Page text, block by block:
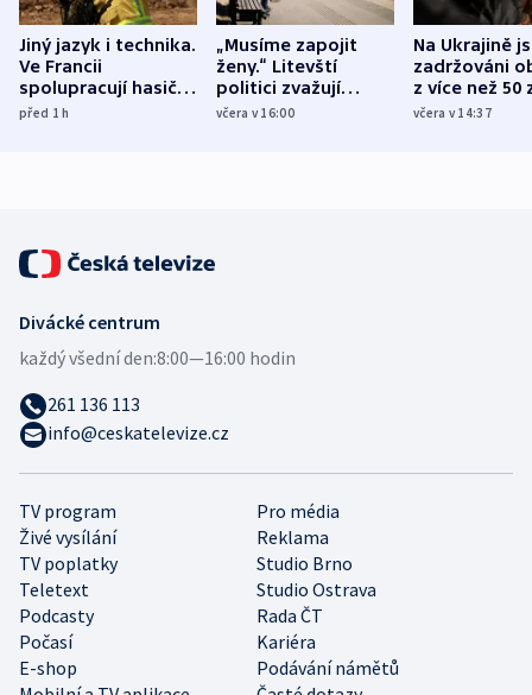
Jiný jazyk i technika.
Ve Francii
spolupracují hasiči z
různých zemí
před 1h
„Musíme zapojit
ženy.“ Litevští
politici zvažují
dohodu o
včera v 16:00
Na Ukrajině
zadržováni
z více než 50
Bojovali na
včera v 14:37
TV program
Pro média
Živé vysílání
Reklama
TV poplatky
Studio Brno
Teletext
Studio Ostrava
Podcasty
Rada ČT
Počasí
Kariéra
E-shop
Podávání námětů
Divácké centrum
každý všední den:8:00—16:00 hodin
261 136 113
info@ceskatelevize.cz